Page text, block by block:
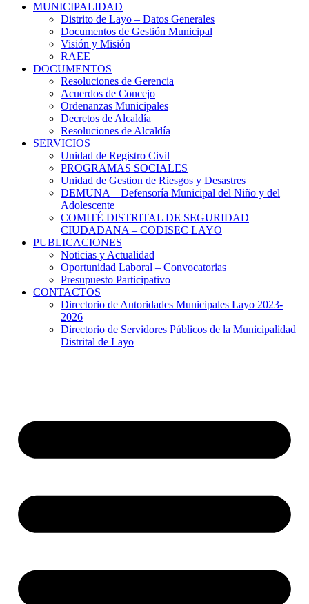
MUNICIPALIDAD
Distrito de Layo – Datos Generales
Documentos de Gestión Municipal
Visión y Misión
RAEE
DOCUMENTOS
Resoluciones de Gerencia
Acuerdos de Concejo
Ordenanzas Municipales
Decretos de Alcaldía
Resoluciones de Alcaldía
SERVICIOS
Unidad de Registro Civil
PROGRAMAS SOCIALES
Unidad de Gestion de Riesgos y Desastres
DEMUNA – Defensoría Municipal del Niño y del
Adolescente
COMITÉ DISTRITAL DE SEGURIDAD
CIUDADANA – CODISEC LAYO
PUBLICACIONES
Noticias y Actualidad
Oportunidad Laboral – Convocatorias
Presupuesto Participativo
CONTACTOS
Directorio de Autoridades Municipales Layo 2023-
2026
Directorio de Servidores Públicos de la Municipalidad
Distrital de Layo